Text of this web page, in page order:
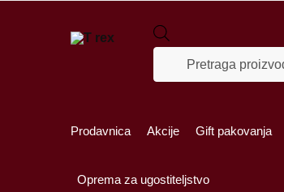
Prodavnica Akcije Gift pakovanja
Oprema za ugostiteljstvo